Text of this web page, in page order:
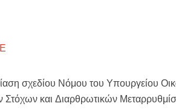
σχεδίου Νόμου του Υπουργείου
και Διαρθρωτικών